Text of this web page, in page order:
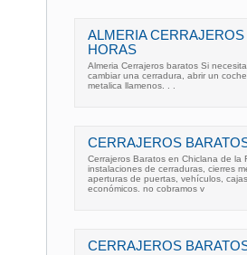
ALMERIA
HORAS
Almeria Cerrajeros baratos Si
cambiar una cerradura, abrir un
metalica llamenos. . .
CERRAJEROS
Cerrajeros Baratos en Chiclana de la
instalaciones de cerraduras, cierres
aperturas de puertas, vehículos,
económicos. no cobramos v
CERRAJEROS